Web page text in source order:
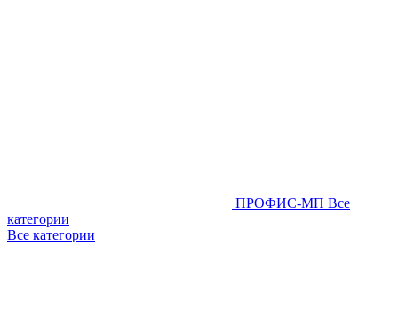
ПРОФИС-МП Все
категории
Все категории